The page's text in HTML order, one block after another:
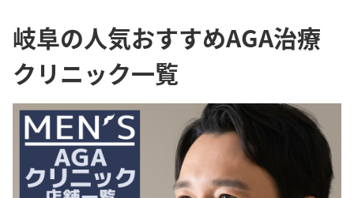
岐阜の人気おすすめAGA治療
クリニック一覧